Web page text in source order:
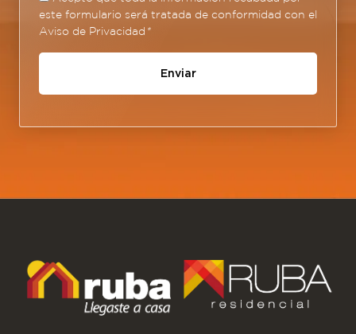
este formulario será tratada de conformidad con el
Aviso de Privacidad *
Enviar